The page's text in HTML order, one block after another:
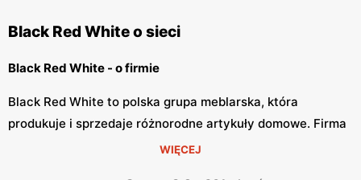
Black Red White o sieci
Black Red White - o firmie
Black Red White to polska grupa meblarska, która
produkuje i sprzedaje różnorodne artykuły domowe. Firma
jest jedną z największych na rynku, która posiada ciekawą
WIĘCEJ